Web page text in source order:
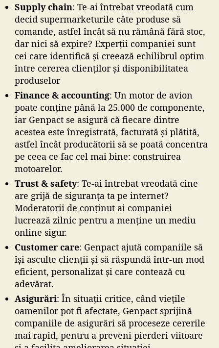
Supply chain: Te-ai întrebat vreodată cum
decid supermarketurile câte produse să
comande, astfel încât să nu rămână fără stoc,
dar nici să expire? Experții companiei sunt
cei care identifică și creează echilibrul optim
între cererea clienților și disponibilitatea
produselor
Finance & accounting: Un motor de avion
poate conține până la 25.000 de componente,
iar Genpact se asigură că fiecare dintre
acestea este înregistrată, facturată și plătită,
astfel încât producătorii să se poată concentra
pe ceea ce fac cel mai bine: construirea
motoarelor.
Trust & safety: Te-ai întrebat vreodată cine
are grijă de siguranța ta pe internet?
Moderatorii de conținut ai companiei
lucrează zilnic pentru a menține un mediu
online sigur.
Customer care: Genpact ajută companiile să
își asculte clienții și să răspundă într-un mod
eficient, personalizat și care contează cu
adevărat.
Asigurări: În situații critice, când viețile
oamenilor pot fi afectate, Genpact sprijină
companiile de asigurări să proceseze cererile
mai rapid, pentru a preveni pierderi viitoare